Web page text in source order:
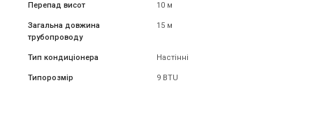
Перепад висот 10 м
Загальна довжина
трубопроводу
15 м
Тип кондиціонера Настінні
Типорозмір 9 BTU